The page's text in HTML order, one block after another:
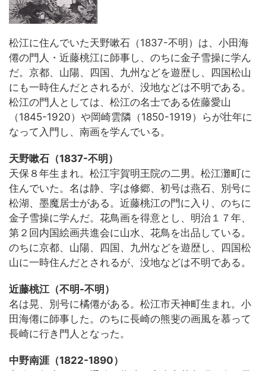
松江に住んでいた天野嗽石（1837-不明）は、小田海
僊の門人・近藤桃江に師事し、のちに金子雪操に学ん
だ。京都、山陽、四国、九州などを遊歴し、四国松山
にも一時住んだとされるが、没地などは不明である。
松江の門人としては、松江の名士である佐藤愛山
（1845-1920）や岡崎雲隣（1850-1919）らが壮年に
なって入門し、南画を学んでいる。
天野嗽石（1837-不明）
天保８年生まれ。松江宇賀明王院の二男。松江灘町に
住んでいた。名は静、字は修郷、初号は燕石、別号に
松湖、墨魔居士がある。近藤桃江の門に入り、のちに
金子雪操に学んだ。花鳥画を得意とし、明治１７年、
第２回内国絵画共進会に山水、花鳥を出品している。
のちに京都、山陽、四国、九州などを遊歴し、四国松
山に一時住んだとされるが、没地などは不明である。
近藤桃江（不明-不明）
名は晃、別号に橘僊がある。松江市天神町生まれ。小
田海僊に師事した。のちに長崎の熊斐の画風を慕って
長崎に行き門人となった。
中野南涯（1822-1890）